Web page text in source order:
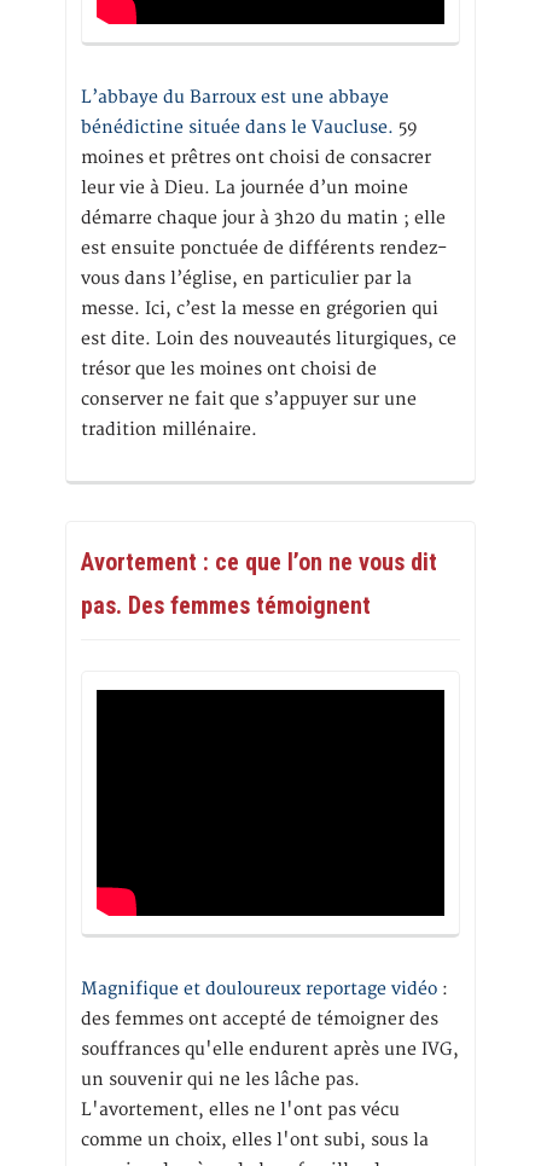
L’abbaye du Barroux est une abbaye
bénédictine située dans le Vaucluse. 59
moines et prêtres ont choisi de consacrer
leur vie à Dieu. La journée d’un moine
démarre chaque jour à 3h20 du matin ; elle
est ensuite ponctuée de différents rendez-
vous dans l’église, en particulier par la
messe. Ici, c’est la messe en grégorien qui
est dite. Loin des nouveautés liturgiques, ce
trésor que les moines ont choisi de
conserver ne fait que s’appuyer sur une
tradition millénaire.
Avortement : ce que l’on ne vous dit
pas. Des femmes témoignent
Magnifique et douloureux reportage vidéo :
des femmes ont accepté de témoigner des
souffrances qu'elle endurent après une IVG,
un souvenir qui ne les lâche pas.
L'avortement, elles ne l'ont pas vécu
comme un choix, elles l'ont subi, sous la